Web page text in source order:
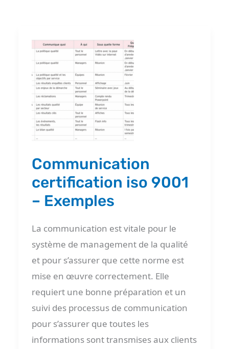
Communication
certification iso 9001
– Exemples
La communication est vitale pour le
système de management de la qualité
et pour s’assurer que cette norme est
mise en œuvre correctement. Elle
requiert une bonne préparation et un
suivi des processus de communication
pour s’assurer que toutes les
informations sont transmises aux clients
Communication
certification
iso
9001
Exemples